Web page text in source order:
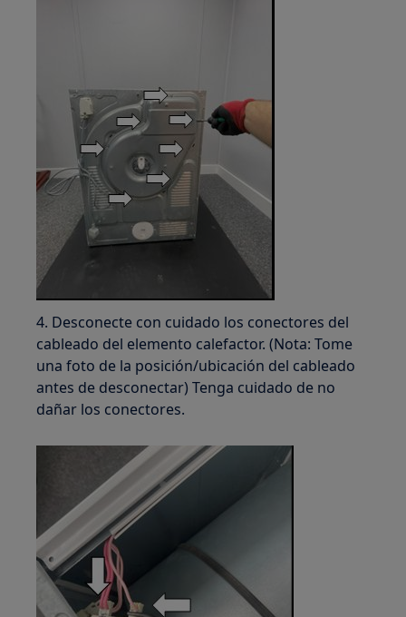
4. Desconecte con cuidado los conectores del
cableado del elemento calefactor. (Nota: Tome
una foto de la posición/ubicación del cableado
antes de desconectar) Tenga cuidado de no
dañar los conectores.